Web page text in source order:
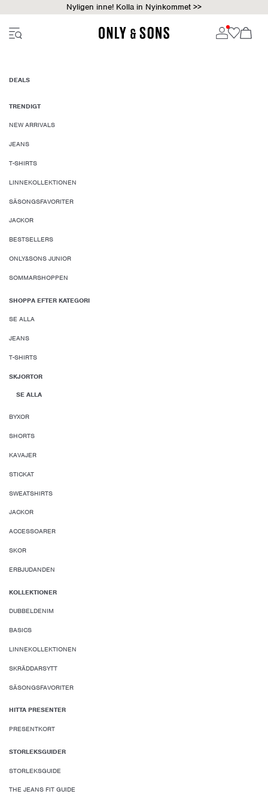
Nyligen inne! Kolla in Nyinkommet >>
DEALS
TRENDIGT
NEW ARRIVALS
JEANS
T-SHIRTS
LINNEKOLLEKTIONEN
SÄSONGSFAVORITER
JACKOR
BESTSELLERS
ONLY&SONS JUNIOR
SOMMARSHOPPEN
SHOPPA EFTER KATEGORI
SE ALLA
JEANS
T-SHIRTS
SKJORTOR
SE ALLA
BYXOR
SHORTS
KAVAJER
STICKAT
SWEATSHIRTS
JACKOR
ACCESSOARER
SKOR
ERBJUDANDEN
KOLLEKTIONER
DUBBELDENIM
BASICS
LINNEKOLLEKTIONEN
SKRÄDDARSYTT
SÄSONGSFAVORITER
HITTA PRESENTER
PRESENTKORT
STORLEKSGUIDER
STORLEKSGUIDE
THE JEANS FIT GUIDE